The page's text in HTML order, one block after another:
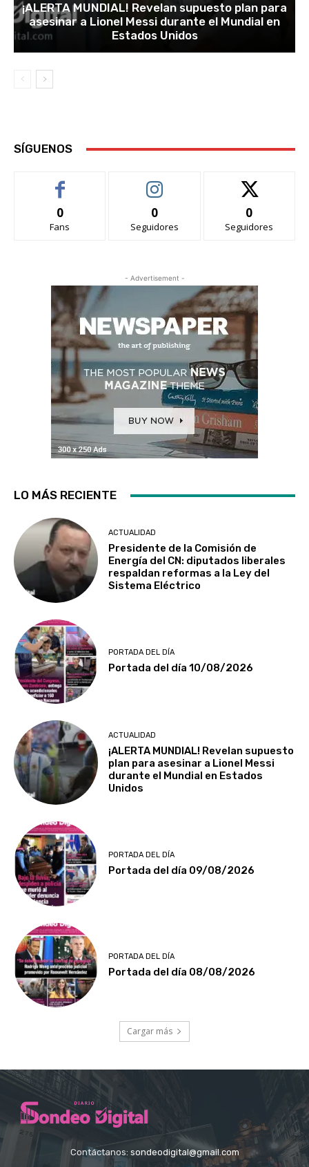
¡ALERTA MUNDIAL! Revelan supuesto plan para
asesinar a Lionel Messi durante el Mundial en
Estados Unidos
SÍGUENOS
0
Fans
0
Seguidores
0
Seguidores
- Advertisement -
LO MÁS RECIENTE
ACTUALIDAD
Presidente de la Comisión de
Energía del CN: diputados liberales
respaldan reformas a la Ley del
Sistema Eléctrico
PORTADA DEL DÍA
Portada del día 10/08/2026
ACTUALIDAD
¡ALERTA MUNDIAL! Revelan supuesto
plan para asesinar a Lionel Messi
durante el Mundial en Estados
Unidos
PORTADA DEL DÍA
Portada del día 09/08/2026
PORTADA DEL DÍA
Portada del día 08/08/2026
Cargar más
Contáctanos: sondeodigital@gmail.com